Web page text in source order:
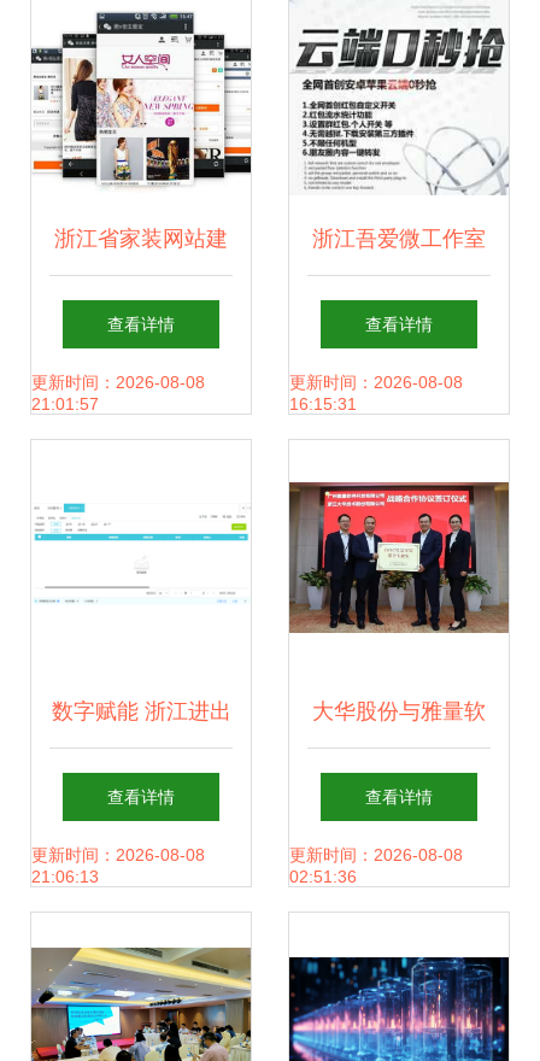
浙江省家装网站建
设与软件开发 如何
选择最强服务商？
查看详情
更新时间：2026-08-08
21:01:57
浙江吾爱微工作室
精研软件开发，赋
能数字化转型
查看详情
更新时间：2026-08-08
16:15:31
数字赋能 浙江进出
口税务系统与软件
开发的协同创新
查看详情
更新时间：2026-08-08
21:06:13
大华股份与雅量软
件成功签约，共创
智慧零售美好未来
查看详情
更新时间：2026-08-08
02:51:36